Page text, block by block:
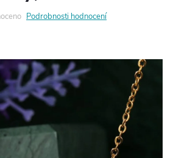
Podrobnosti hodnocení